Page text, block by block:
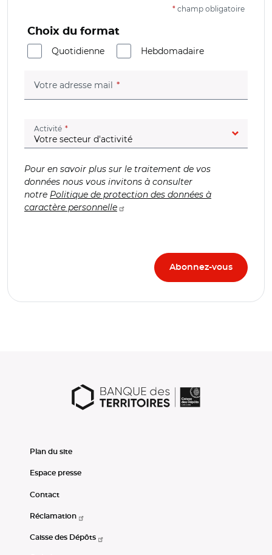
* champ obligatoire
Choix du format
Quotidienne
Hebdomadaire
Votre adresse mail (champ obligatoire)
Activité (champ obligatoire)
Pour en savoir plus sur le traitement de vos
données nous vous invitons à consulter
notre Politique de protection des données à
caractère personnelle
Plan du site
Espace presse
Contact
Réclamation
Caisse des Dépôts